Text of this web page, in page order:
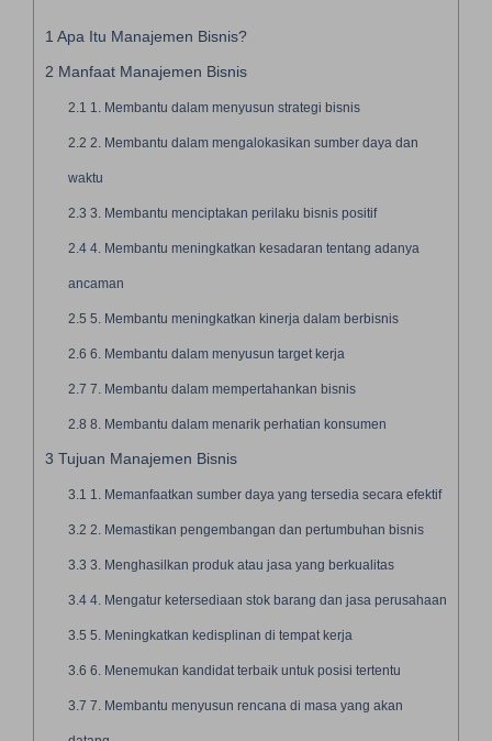
1 Apa Itu Manajemen Bisnis?
2 Manfaat Manajemen Bisnis
2.1 1. Membantu dalam menyusun strategi bisnis
2.2 2. Membantu dalam mengalokasikan sumber daya dan
waktu
2.3 3. Membantu menciptakan perilaku bisnis positif
2.44. Membantu meningkatkan kesadaran tentang adanya
ancaman
2.5 5. Membantu meningkatkan kinerja dalam berbisnis
2.6 6. Membantu dalam menyusun target kerja
2.7 7. Membantu dalam mempertahankan bisnis
2.8 8. Membantu dalam menarik perhatian konsumen
3 Tujuan Manajemen Bisnis
3.1 1. Memanfaatkan sumber daya yang tersedia secara efektif
3.2 2. Memastikan pengembangan dan pertumbuhan bisnis
3.3 3. Menghasilkan produk atau jasa yang berkualitas
3.44. Mengatur ketersediaan stok barang dan jasa perusahaan
3.5 5. Meningkatkan kedisplinan di tempat kerja
3.6 6. Menemukan kandidat terbaik untuk posisi tertentu
3.7 7. Membantu menyusun rencana di masa yang akan